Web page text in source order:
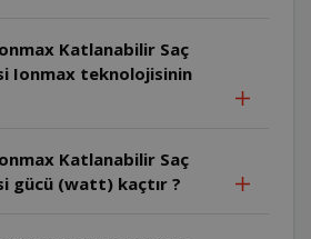
Katlanabilir Saç
Ionmax teknolojisinin
Katlanabilir Saç
gücü (watt) kaçtır ?